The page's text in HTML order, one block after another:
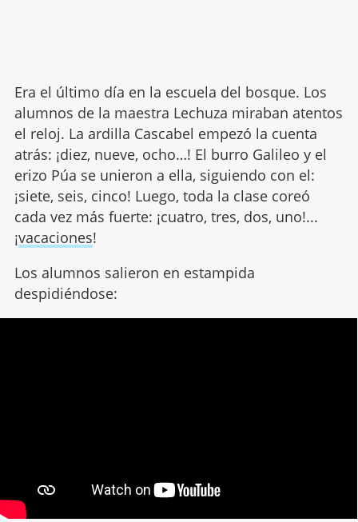
Era el último día en la escuela del bosque. Los
alumnos de la maestra Lechuza miraban atentos
el reloj. La ardilla Cascabel empezó la cuenta
atrás: ¡diez, nueve, ocho…! El burro Galileo y el
erizo Púa se unieron a ella, siguiendo con el:
¡siete, seis, cinco! Luego, toda la clase coreó
cada vez más fuerte: ¡cuatro, tres, dos, uno!...
¡vacaciones!
Los alumnos salieron en estampida
despidiéndose: